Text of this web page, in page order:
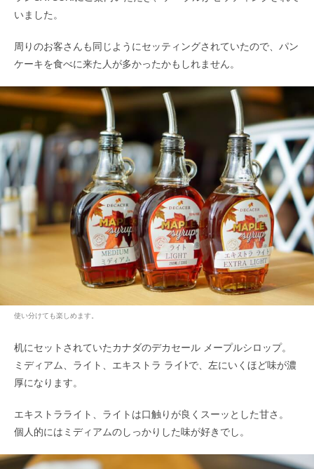
いました。
周りのお客さんも同じようにセッティングされていたので、パン
ケーキを食べに来た人が多かったかもしれません。
使い分けても楽しめます。
机にセットされていたカナダのデカセール メープルシロップ。
ミディアム、ライト、エキストラ ライﾄで、左にいくほど味が濃
厚になります。
エキストラライト、ライトは口触りが良くスーッとした甘さ。
個人的にはミディアムのしっかりした味が好きでし。